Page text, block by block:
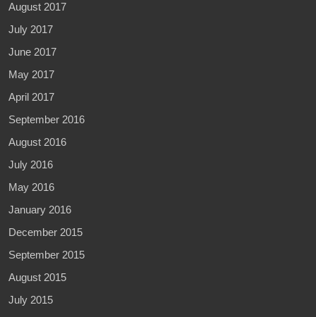
August 2017
July 2017
June 2017
May 2017
April 2017
September 2016
August 2016
July 2016
May 2016
January 2016
December 2015
September 2015
August 2015
July 2015